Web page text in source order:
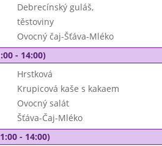
Debrecínský guláš,
těstoviny
Ovocný čaj-Šťáva-Mléko
- 14:00)
Hrstková
Krupicová kaše s kakaem
Ovocný salát
Šťáva-Čaj-Mléko
- 14:00)